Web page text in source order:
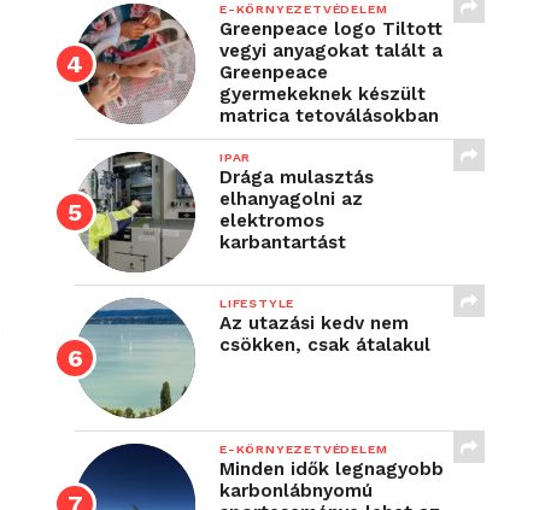
E-KÖRNYEZETVÉDELEM
Greenpeace logo Tiltott
vegyi anyagokat talált a
Greenpeace
gyermekeknek készült
matrica tetoválásokban
IPAR
Drága mulasztás
elhanyagolni az
elektromos
karbantartást
LIFESTYLE
Az utazási kedv nem
csökken, csak átalakul
E-KÖRNYEZETVÉDELEM
Minden idők legnagyobb
karbonlábnyomú